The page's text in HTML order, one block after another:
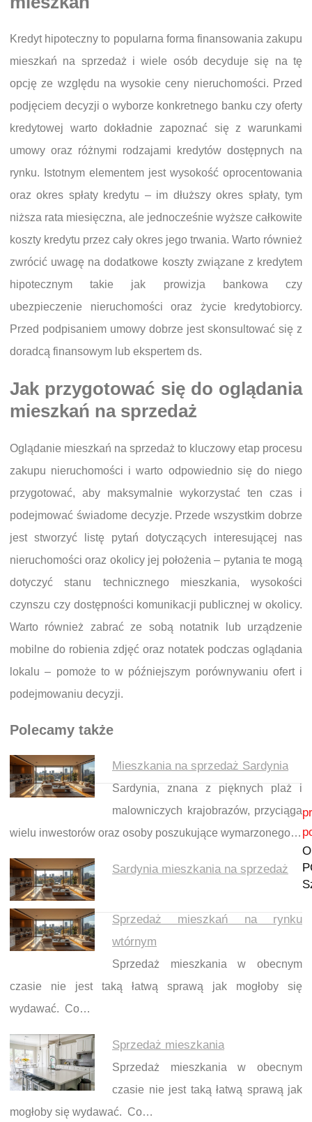
Kredyt hipoteczny to popularna forma finansowania zakupu
mieszkań na sprzedaż i wiele osób decyduje się na tę
opcję ze względu na wysokie ceny nieruchomości. Przed
podjęciem decyzji o wyborze konkretnego banku czy oferty
kredytowej warto dokładnie zapoznać się z warunkami
umowy oraz różnymi rodzajami kredytów dostępnych na
rynku. Istotnym elementem jest wysokość oprocentowania
oraz okres spłaty kredytu – im dłuższy okres spłaty, tym
niższa rata miesięczna, ale jednocześnie wyższe całkowite
koszty kredytu przez cały okres jego trwania. Warto również
zwrócić uwagę na dodatkowe koszty związane z kredytem
hipotecznym takie jak prowizja bankowa czy
ubezpieczenie nieruchomości oraz życie kredytobiorcy.
Przed podpisaniem umowy dobrze jest skonsultować się z
doradcą finansowym lub ekspertem ds.
Jak przygotować się do oglądania
mieszkań na sprzedaż
Oglądanie mieszkań na sprzedaż to kluczowy etap procesu
zakupu nieruchomości i warto odpowiednio się do niego
przygotować, aby maksymalnie wykorzystać ten czas i
podejmować świadome decyzje. Przede wszystkim dobrze
jest stworzyć listę pytań dotyczących interesującej nas
nieruchomości oraz okolicy jej położenia – pytania te mogą
dotyczyć stanu technicznego mieszkania, wysokości
czynszu czy dostępności komunikacji publicznej w okolicy.
Warto również zabrać ze sobą notatnik lub urządzenie
mobilne do robienia zdjęć oraz notatek podczas oglądania
lokalu – pomoże to w późniejszym porównywaniu ofert i
podejmowaniu decyzji.
Polecamy także
Mieszkania na sprzedaż Sardynia
Sardynia, znana z pięknych plaż i
malowniczych krajobrazów, przyciąga
wielu inwestorów oraz osoby poszukujące wymarzonego…
Sardynia mieszkania na sprzedaż
Sprzedaż mieszkań na rynku
wtórnym
Sprzedaż mieszkania w obecnym
czasie nie jest taką łatwą sprawą jak mogłoby się
wydawać. Co…
Sprzedaż mieszkania
Sprzedaż mieszkania w obecnym
czasie nie jest taką łatwą sprawą jak
mogłoby się wydawać. Co…
Nawigacja wpisu